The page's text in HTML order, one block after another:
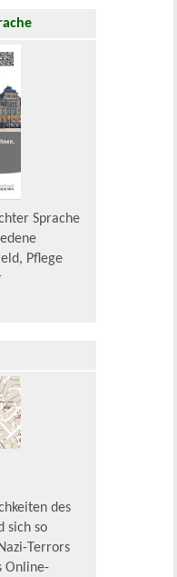
Sprache
Pflege
des
sich so
Terrors
Online-